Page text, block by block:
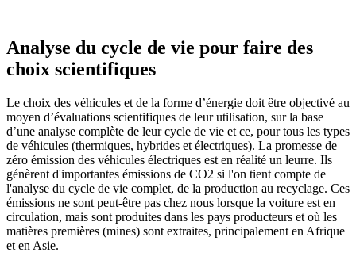
Analyse du cycle de vie pour faire des
choix scientifiques
Le choix des véhicules et de la forme d’énergie doit être objectivé au
moyen d’évaluations scientifiques de leur utilisation, sur la base
d’une analyse complète de leur cycle de vie et ce, pour tous les types
de véhicules (thermiques, hybrides et électriques). La promesse de
zéro émission des véhicules électriques est en réalité un leurre. Ils
génèrent d'importantes émissions de CO2 si l'on tient compte de
l'analyse du cycle de vie complet, de la production au recyclage. Ces
émissions ne sont peut-être pas chez nous lorsque la voiture est en
circulation, mais sont produites dans les pays producteurs et où les
matières premières (mines) sont extraites, principalement en Afrique
et en Asie.